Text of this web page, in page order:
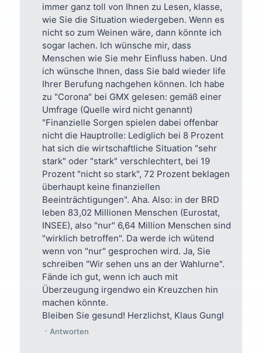
immer ganz toll von Ihnen zu Lesen, klasse,
wie Sie die Situation wiedergeben. Wenn es
nicht so zum Weinen wäre, dann könnte ich
sogar lachen. Ich wünsche mir, dass
Menschen wie Sie mehr Einfluss haben. Und
ich wünsche Ihnen, dass Sie bald wieder life
Ihrer Berufung nachgehen können. Ich habe
zu "Corona" bei GMX gelesen: gemäß einer
Umfrage (Quelle wird nicht genannt)
"Finanzielle Sorgen spielen dabei offenbar
nicht die Hauptrolle: Lediglich bei 8 Prozent
hat sich die wirtschaftliche Situation "sehr
stark" oder "stark" verschlechtert, bei 19
Prozent "nicht so stark", 72 Prozent beklagen
überhaupt keine finanziellen
Beeinträchtigungen". Aha. Also: in der BRD
leben 83,02 Millionen Menschen (Eurostat,
INSEE), also "nur" 6,64 Million Menschen sind
"wirklich betroffen". Da werde ich wütend
wenn von "nur" gesprochen wird. Ja, Sie
schreiben "Wir sehen uns an der Wahlurne".
Fände ich gut, wenn ich auch mit
Überzeugung irgendwo ein Kreuzchen hin
machen könnte.
Bleiben Sie gesund! Herzlichst, Klaus Gungl
Antworten